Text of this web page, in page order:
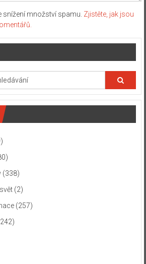
snížení množství spamu. Zjistěte, jak jsou
(338)
(2)
(257)